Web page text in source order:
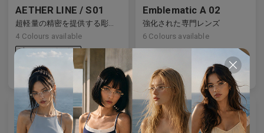
AETHER LINE / S01
4 Colours available
US$120.00 バッグに入れる
Emblematic A 02
強化された専門レンズ
6 Colours available
US$100.00 バッグに入れる